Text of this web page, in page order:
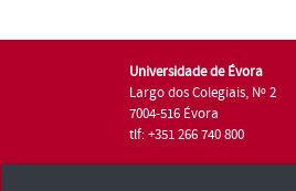
Universidade de Évora
Largo dos Colegiais, Nº 2
7004-516 Évora
tlf: +351 266 740 800